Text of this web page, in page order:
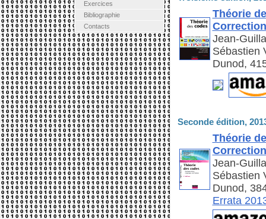
Exercices
Bibliographie
Contacts
Théorie
Correction
Jean-
Sébastien
Dunod,
Seconde édition,
Théorie
Correction
Jean-
Sébastien
Dunod,
Errata